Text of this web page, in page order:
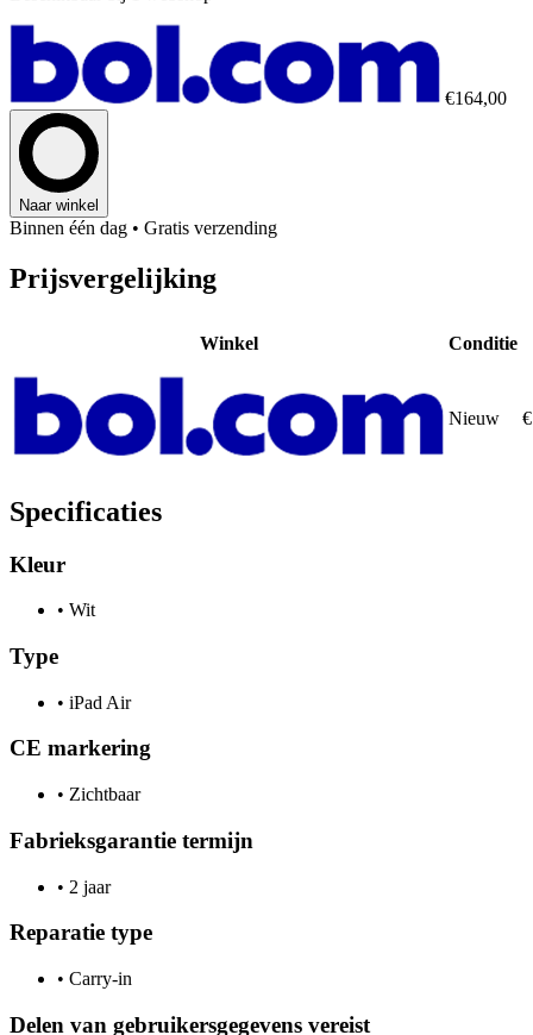
€164,00
Naar winkel
Binnen één dag • Gratis verzending
Prijsvergelijking
Winkel Conditie
Nieuw
Specificaties
Kleur
• Wit
Type
• iPad Air
CE markering
• Zichtbaar
Fabrieksgarantie termijn
• 2 jaar
Reparatie type
• Carry-in
Delen van gebruikersgegevens vereist